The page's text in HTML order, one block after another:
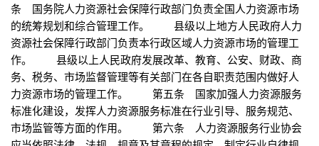
条 国务院人力资源社会保障行政部门负责全国人力资源市场
的统筹规划和综合管理工作。 县级以上地方人民政府人力
资源社会保障行政部门负责本行政区域人力资源市场的管理工
作。 县级以上人民政府发展改革、教育、公安、财政、商
务、税务、市场监督管理等有关部门在各自职责范围内做好人
力资源市场的管理工作。 第五条 国家加强人力资源服务
标准化建设，发挥人力资源服务标准在行业引导、服务规范、
市场监管等方面的作用。 第六条 人力资源服务行业协会